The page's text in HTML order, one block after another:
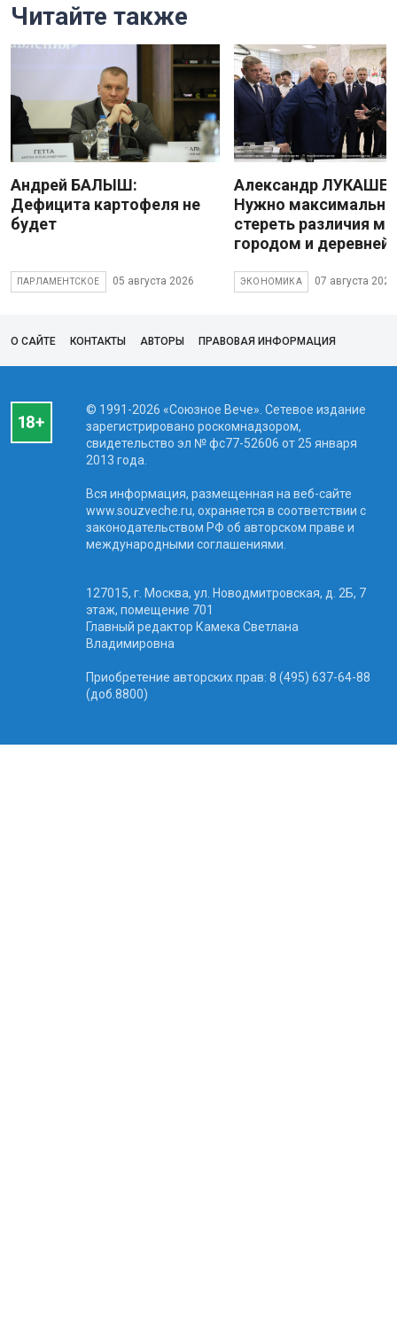
Читайте также
Андрей БАЛЫШ:
Дефицита картофеля не
будет
ПАРЛАМЕНТСКОЕ 05 августа 2026
Александр
Нужно максимально
стереть различия
городом и деревней
ЭКОНОМИКА 07 августа 2026
О САЙТЕ КОНТАКТЫ АВТОРЫ ПРАВОВАЯ ИНФОРМАЦИЯ
© 1991-2026 «Союзное Вече». Сетевое издание
зарегистрировано роскомнадзором,
свидетельство эл № фc77-52606 от 25 января
2013 года.
Вся информация, размещенная на веб-сайте
www.souzveche.ru, охраняется в соответствии с
законодательством РФ об авторском праве и
международными соглашениями.
127015, г. Москва, ул. Новодмитровская, д. 2Б, 7
этаж, помещение 701
Главный редактор Камека Светлана
Владимировна
Приобретение авторских прав: 8 (495) 637-64-88
(доб.8800)